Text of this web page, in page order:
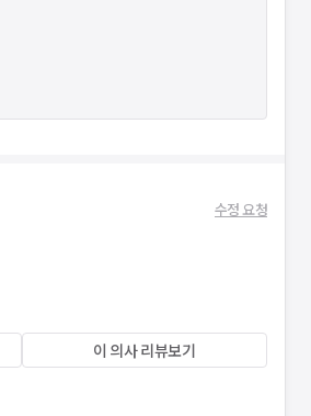
수정 요청
이 의사 리뷰보기